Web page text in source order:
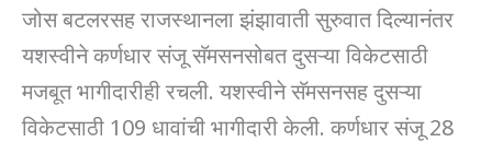
जोस बटलरसह राजस्थानला झंझावाती सुरुवात दिल्यानंतर
यशस्वीने कर्णधार संजू सॅमसनसोबत दुसऱ्या विकेटसाठी
मजबूत भागीदारीही रचली. यशस्वीने सॅमसनसह दुसऱ्या
विकेटसाठी 109 धावांची भागीदारी केली. कर्णधार संजू 28